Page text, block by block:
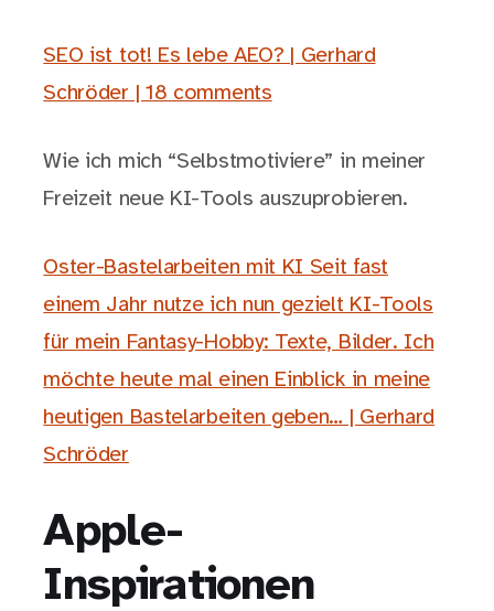
SEO ist tot! Es lebe AEO? | Gerhard
Schröder | 18 comments
Wie ich mich “Selbstmotiviere” in meiner
Freizeit neue KI-Tools auszuprobieren.
Oster-Bastelarbeiten mit KI Seit fast
einem Jahr nutze ich nun gezielt KI-Tools
für mein Fantasy-Hobby: Texte, Bilder. Ich
möchte heute mal einen Einblick in meine
heutigen Bastelarbeiten geben… | Gerhard
Schröder
Apple-
Inspirationen